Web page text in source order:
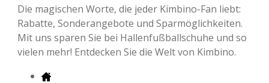
Die magischen Worte, die jeder Kimbino-Fan liebt:
Rabatte, Sonderangebote und Sparmöglichkeiten.
Mit uns sparen Sie bei Hallenfußballschuhe und so
vielen mehr! Entdecken Sie die Welt von Kimbino.